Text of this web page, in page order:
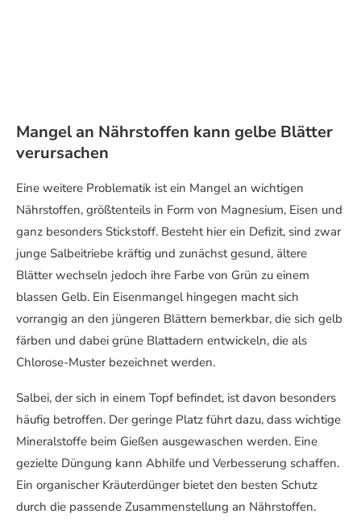
Mangel an Nährstoffen kann gelbe Blätter
verursachen
Eine weitere Problematik ist ein Mangel an wichtigen
Nährstoffen, größtenteils in Form von Magnesium, Eisen und
ganz besonders Stickstoff. Besteht hier ein Defizit, sind zwar
junge Salbeitriebe kräftig und zunächst gesund, ältere
Blätter wechseln jedoch ihre Farbe von Grün zu einem
blassen Gelb. Ein Eisenmangel hingegen macht sich
vorrangig an den jüngeren Blättern bemerkbar, die sich gelb
färben und dabei grüne Blattadern entwickeln, die als
Chlorose-Muster bezeichnet werden.
Salbei, der sich in einem Topf befindet, ist davon besonders
häufig betroffen. Der geringe Platz führt dazu, dass wichtige
Mineralstoffe beim Gießen ausgewaschen werden. Eine
gezielte Düngung kann Abhilfe und Verbesserung schaffen.
Ein organischer Kräuterdünger bietet den besten Schutz
durch die passende Zusammenstellung an Nährstoffen.